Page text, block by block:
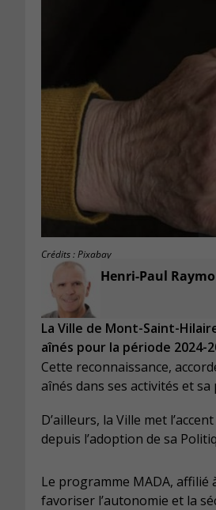
Crédits : Pixabay
Henri-Paul
La Ville de Mont-Saint-
aînés pour la période 2024-
Cette reconnaissance,
aînés dans ses activités et
D’ailleurs, la Ville met
depuis l’adoption de sa
Le programme MADA, affilié
favoriser l’autonomie et la